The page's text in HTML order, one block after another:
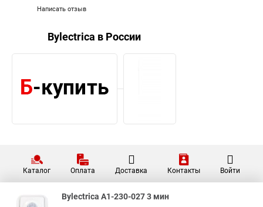
Написать отзыв
Bylectrica в России
Каталог Оплата Доставка Контакты Войти
Bylectrica А1-230-027 3 мин